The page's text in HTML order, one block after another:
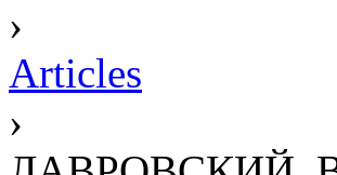
›
Articles
›